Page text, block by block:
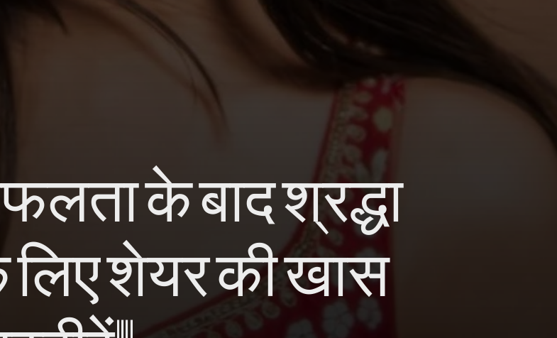
के बाद श्रद्धा
शेयर की खास